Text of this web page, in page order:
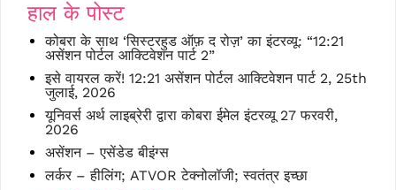
हाल के पोस्ट
कोबरा के साथ ‘सिस्टरहुड ऑफ़ द रोज़’ का इंटरव्यू: “12:21
असेंशन पोर्टल आक्टिवेशन पार्ट 2”
इसे वायरल करें! 12:21 असेंशन पोर्टल आक्टिवेशन पार्ट 2, 25th
जुलाई, 2026
यूनिवर्स अर्थ लाइब्रेरी द्वारा कोबरा ईमेल इंटरव्यू 27 फरवरी,
2026
असेंशन – एसेंडेड बीइंग्स
लर्कर – हीलिंग; ATVOR टेक्नोलॉजी; स्वतंत्र इच्छा